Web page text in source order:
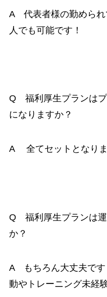
A 代表者様の勤められ
人でも可能です！
Q 福利厚生プランはプ
になりますか？
A 全てセットとなりま
Q 福利厚生プランは
か？
A もちろん大丈夫です
動やトレーニング未経